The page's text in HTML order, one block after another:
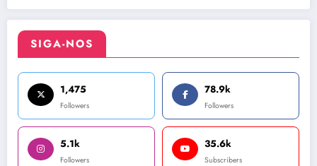
SIGA-NOS
1,475
Followers
78.9k
Followers
5.1k
Followers
35.6k
Subscribers